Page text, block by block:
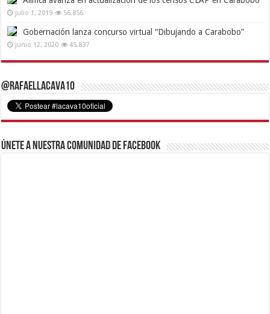
julio 1, 2019 56,856
Gobernación lanza concurso virtual “Dibujando a Carabobo”
junio 12, 2020 45,837
@RafaelLacava10
Únete a nuestra comunidad de Facebook